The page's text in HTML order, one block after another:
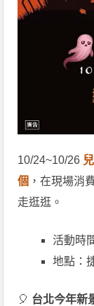
10/24~10/26
個 ，在現場消
走逛逛。
活動時
地點：
🎈 台北今年新